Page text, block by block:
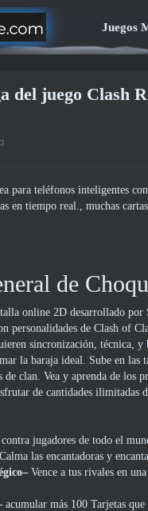
Juegos
del juego Clash
para teléfonos inteligentes
en tiempo real., muchas
de
online 2D desarrollado
personalidades de Clash of
sincronización, técnica,
la baraja ideal. Sube en
de clan. Vea y aprenda de
de cantidades ilimitadas
jugadores de todo el
Calma las encantadoras y
Vence a tus rivales en
acumular más 100 Tarjetas